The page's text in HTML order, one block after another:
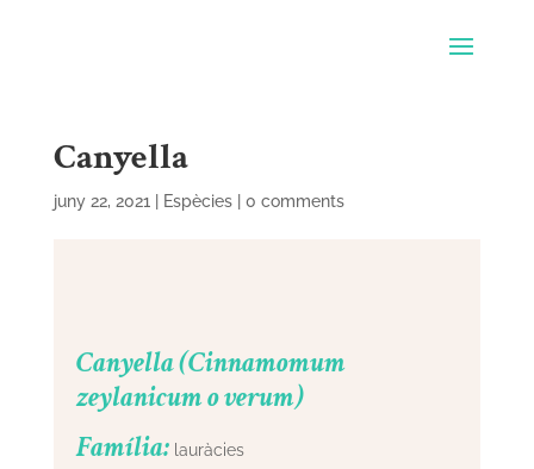
Canyella
juny 22, 2021 Espècies| 0 comments
Canyella (Cinnamomum
zeylanicum o verum)
Família: lauràcies